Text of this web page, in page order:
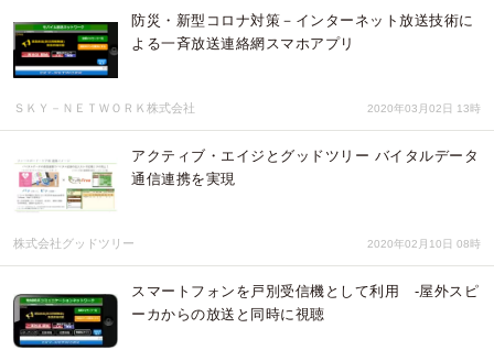
防災・新型コロナ対策－インターネット放送技術に
よる一斉放送連絡網スマホアプリ
ＳＫＹ－ＮＥＴＷＯＲＫ株式会社 2020年03月02日 13時
アクティブ・エイジとグッドツリー バイタルデータ
通信連携を実現
株式会社グッドツリー 2020年02月10日 08時
スマートフォンを戸別受信機として利用 ‐屋外スピ
ーカからの放送と同時に視聴